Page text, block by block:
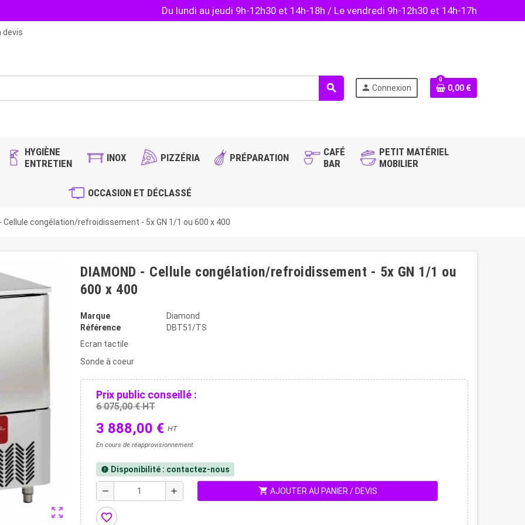
Du lundi au jeudi 9h-12h30 et 14h-18h / Le vendredi 9h-12h30 et 14h-17h
devis
search person Connexion
0
0,00 €
HYGIÈNE
ENTRETIEN
INOX PIZZÉRIA PRÉPARATION
CAFÉ
BAR
PETIT MATÉRIEL
MOBILIER
OCCASION ET DÉCLASSÉ
- Cellule congélation/refroidissement - 5x GN 1/1 ou 600 x 400
zoom_out_map
DIAMOND - Cellule congélation/refroidissement - 5x GN 1/1 ou
600 x 400
Marque
Diamond
Référence
DBT51/TS
Ecran tactile
Sonde à coeur
Prix public conseillé :
6 075,00 € HT
3 888,00 € HT
En cours de réapprovisionnement
new_releases Disponibilité : contactez-nous
remove add shopping_cart AJOUTER AU PANIER / DEVIS
favorite_border